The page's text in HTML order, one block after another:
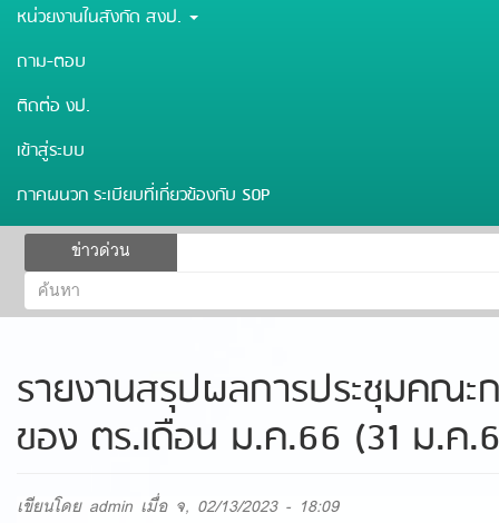
หน่วยงานในสังกัด สงป.
ถาม-ตอบ
ติดต่อ งป.
เข้าสู่ระบบ
ภาคผนวก ระเบียบที่เกี่ยวข้องกับ SOP
ข่าวด่วน
ฟอร์ม
ค้นหา
ค้นหา
รายงานสรุปผลการประชุมคณะ
ของ ตร.เดือน ม.ค.66 (31 ม.ค
เขียนโดย admin เมื่อ จ, 02/13/2023 - 18:09